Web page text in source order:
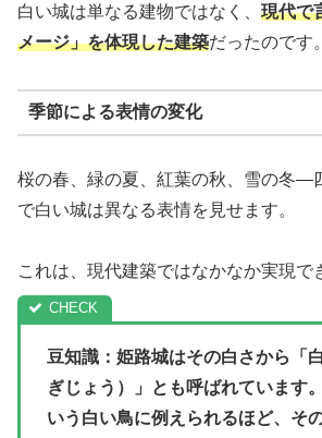
白い城は単なる建物ではなく、 現代で
メージ」を体現した建築だったのです。
季節による表情の変化
桜の春、緑の夏、紅葉の秋、雪の冬—
で白い城は異なる表情を見せます。
これは、現代建築ではなかなか実現で
豆知識：姫路城はその白さから「
ぎじょう）」とも呼ばれています
いう白い鳥に例えられるほど、そ